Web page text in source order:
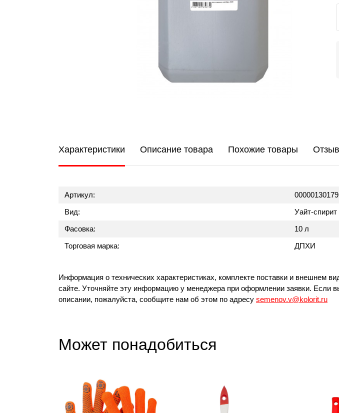
Характеристики Описание товара Похожие товары
Артикул:
00000130179
Вид:
Уайт-спирит
Фасовка:
10 л
Торговая марка:
ДПХИ
Информация о технических характеристиках, комплекте поставки и внешнем
сайте. Уточняйте эту информацию у менеджера при оформлении заявки. Если
описании, пожалуйста, сообщите нам об этом по адресу semenov.v@kolorit.ru
Может понадобиться